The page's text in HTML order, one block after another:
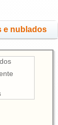
e nublados